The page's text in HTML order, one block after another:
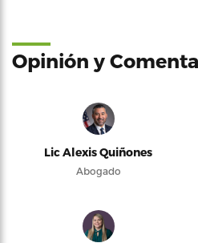
Opinión y
Lic Alexis Quiñones
Abogado